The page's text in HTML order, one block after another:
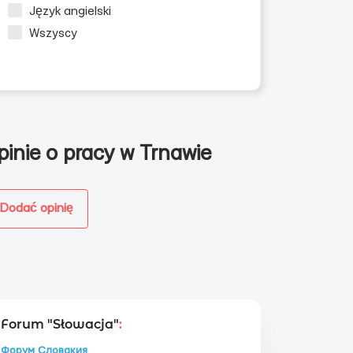
Język angielski
Wszyscy
o pracy w Trnawie
Dodać opinię
Forum "Słowacja":
Форум Словакия